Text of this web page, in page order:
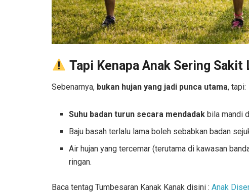
Tapi Kenapa Anak Sering Sakit
Sebenarnya, bukan hujan yang jadi punca utama, tapi:
Suhu badan turun secara mendadak bila mandi
Baju basah terlalu lama boleh sebabkan badan
Air hujan yang tercemar (terutama di kawasan
ringan.
Baca tentag Tumbesaran Kanak Kanak disini : Anak